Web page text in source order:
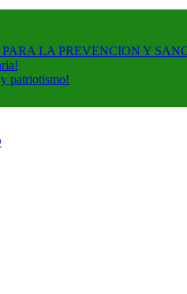
LA PREVENCION Y
patriotismo!